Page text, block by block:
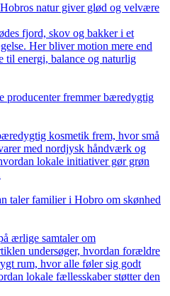
natur giver glød og velvære
fjord, skov og bakker i et
Her bliver motion mere end
energi, balance og naturlig
producenter fremmer bæredygtig
kosmetik frem, hvor små
med nordjysk håndværk og
lokale initiativer gør grøn
taler familier i Hobro om skønhed
ærlige samtaler om
undersøger, hvordan forældre
rum, hvor alle føler sig godt
lokale fællesskaber støtter den